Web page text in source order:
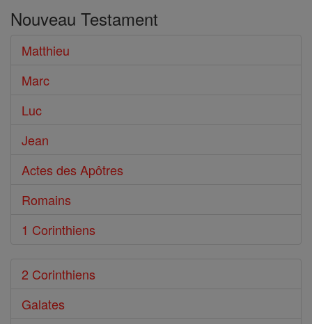
le
Bible
Nouveau Testament
Matthieu
Marc
Luc
Jean
Actes des Apôtres
Romains
1 Corinthiens
2 Corinthiens
Galates